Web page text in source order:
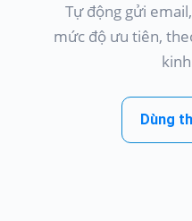
Tự động gửi
mức độ ưu tiên,
Dùng